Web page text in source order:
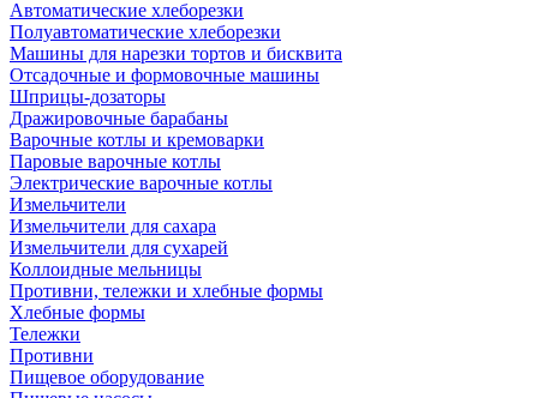
Автоматические хлеборезки
Полуавтоматические хлеборезки
Машины для нарезки тортов и бисквита
Отсадочные и формовочные машины
Шприцы-дозаторы
Дражировочные барабаны
Варочные котлы и кремоварки
Паровые варочные котлы
Электрические варочные котлы
Измельчители
Измельчители для сахара
Измельчители для сухарей
Коллоидные мельницы
Противни, тележки и хлебные формы
Хлебные формы
Тележки
Противни
Пищевое оборудование